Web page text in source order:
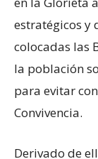
estratégicos y
colocadas las
la población
para evitar
Convivencia.
Derivado de